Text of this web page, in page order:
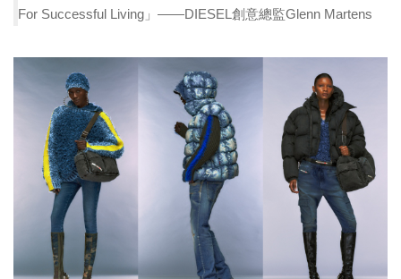
For Successful Living」——DIESEL創意總監Glenn Martens